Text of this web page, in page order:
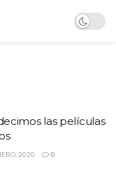
las películas
2020 0